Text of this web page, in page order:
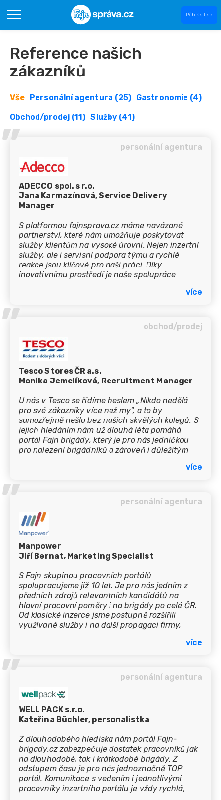
Přihlásit se
Reference našich
zákazníků
Vše Personální agentura (25) Gastronomie (4)
Obchod/prodej (11) Služby (41)
’’ personální agentura
ADECCO spol. s r.o.
Jana Karmazínová, Service Delivery
Manager
S platformou fajnsprava.cz máme navázané
partnerství, které nám umožňuje poskytovat
služby klientům na vysoké úrovni. Nejen inzertní
služby, ale i servisní podpora týmu a rychlé
reakce jsou klíčové pro naši práci. Díky
inovativnímu prostředí je naše spolupráce
více
’’ obchod/prodej
Tesco Stores ČR a.s.
Monika Jemelíková, Recruitment Manager
U nás v Tesco se řídíme heslem „Nikdo nedělá
pro své zákazníky více než my", a to by
samozřejmě nešlo bez našich skvělých kolegů. S
jejich hledáním nám už dlouhá léta pomáhá
portál Fajn brigády, který je pro nás jedničkou
pro nalezení brigádníků a zároveň i důležitým
Ceníme si toho, že na sobě neustále pracují avíce
’’ personální agentura
Manpower
Jiří Bernat, Marketing Specialist
S Fajn skupinou pracovních portálů
spolupracujeme již 10 let. Je pro nás jedním z
předních zdrojů relevantních kandidátů na
hlavní pracovní poměry i na brigády po celé ČR.
Od klasické inzerce jsme postupně rozšířili
využívané služby i na další propagaci firmy,
více
’’ personální agentura
WELL PACK s.r.o.
Kateřina Büchler, personalistka
Z dlouhodobého hlediska nám portál Fajn-
brigady.cz zabezpečuje dostatek pracovníků jak
na dlouhodobé, tak i krátkodobé brigády. Z
odstupem času je pro nás jednoznačně TOP
portál. Komunikace s vedením i jednotlivými
pracovníky inzertního portálu je vždy rychlá,